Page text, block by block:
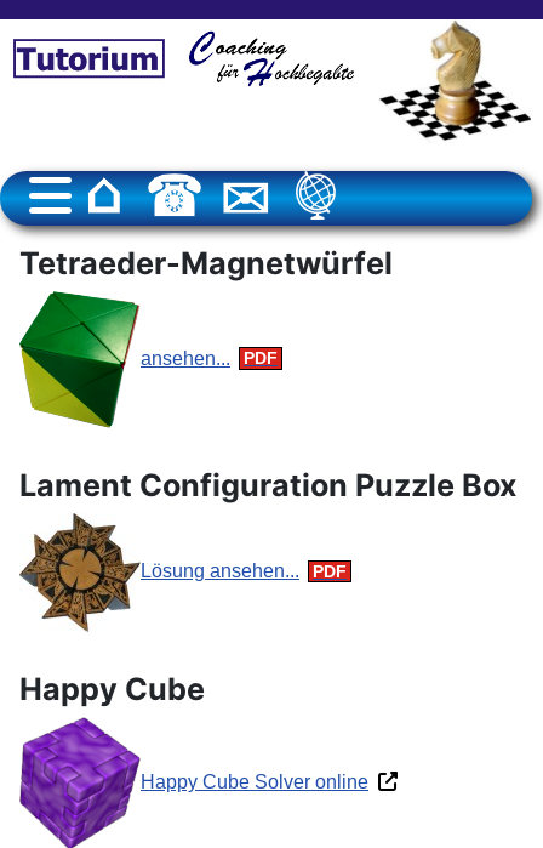
Tetraeder-Magnetwürfel
ansehen...
Lament Configuration Puzzle Box
Lösung ansehen...
Happy Cube
Happy Cube Solver online